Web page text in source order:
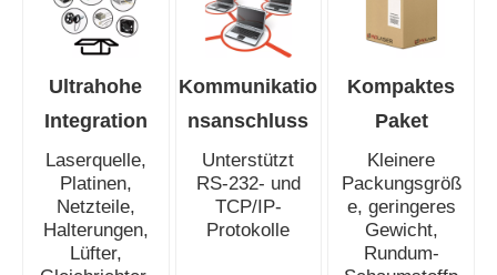
Ultrahohe
Integration
Laserquelle,
Platinen,
Netzteile,
Halterungen,
Lüfter,
Kommunikatio
nsanschluss
Unterstützt
RS-232- und
TCP/IP-
Protokolle
Kompaktes
Paket
Kleinere
Packungsgröß
e, geringeres
Gewicht,
Rundum-